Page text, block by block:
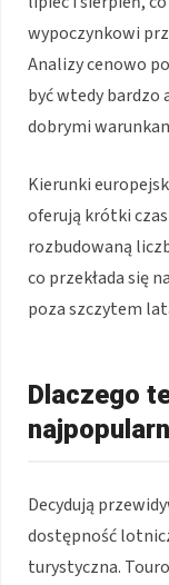
wypoczynkowi
Analizy cenowo
być wtedy bardzo
dobrymi
Kierunki
oferują krótki
rozbudowaną
co przekłada się
poza szczytem
Dlaczego
Decydują
dostępność
turystyczna.